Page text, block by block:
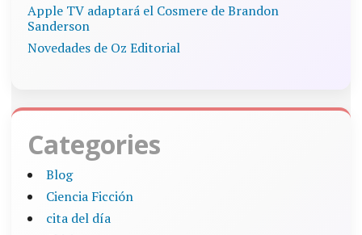
Apple TV adaptará el Cosmere de Brandon
Sanderson
Novedades de Oz Editorial
Categories
Blog
Ciencia Ficción
cita del día